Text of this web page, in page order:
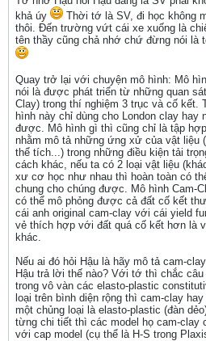
khả úy
Thời tớ là SV, đi học không
thôi. Đến trường vứt cái xe xuống là
tên thầy cũng chả nhớ chứ đừng nói là
Quay trở lại với chuyện mô hình: Mô
nói là được phát triển từ những quan
Clay) trong thí nghiệm 3 trục và cố kết.
hình này chỉ dùng cho London clay hay
được. Mô hình gì thì cũng chỉ là tập
nhằm mô tả những ứng xử của vật liệu
thể tích...) trong những điều kiện tải
cách khác, nếu ta có 2 loại vật liệu
xư cơ học như nhau thì hoàn toàn có
chung cho chúng được. Mô hình Cam-
có thể mô phỏng được cả đất cố kết
cái anh original cam-clay với cái yield
vẻ thích hợp với đất quá cố kết hơn là
khác.
Nếu ai đó hỏi Hậu là hãy mô tả cam-
Hậu trả lời thế nào? Với tớ thì chắc
trong vô vàn các elasto-plastic
loại trên bình diện rộng thì cam-clay
một chủng loại là elasto-plastic (đàn
từng chi tiết thì các model họ cam-clay
với cap model (cụ thể là H-S trong